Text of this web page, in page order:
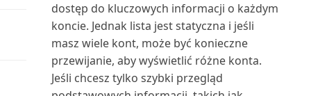
Wyświetlanie i edytowanie w
programie Excel z B...
Wyświetlanie niestandardowych
raportów Power BI
Używanie Business Central z
Outlookiem
Używanie kluczy alokacji w
dziennikach głównych
Nabywca: szczegółowy bilans
próbny (raport)
Nabywca: zestawienie obrotów i
sald (raport)
dostęp do kluczowych informacji o każdym
koncie. Jednak lista jest statyczna i jeśli
masz wiele kont, może być konieczne
przewijanie, aby wyświetlić różne konta.
Jeśli chcesz tylko szybki przegląd